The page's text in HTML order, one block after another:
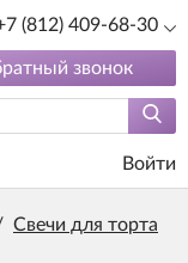
(812) 409-68-30
звонок
Войти
Свечи для торта